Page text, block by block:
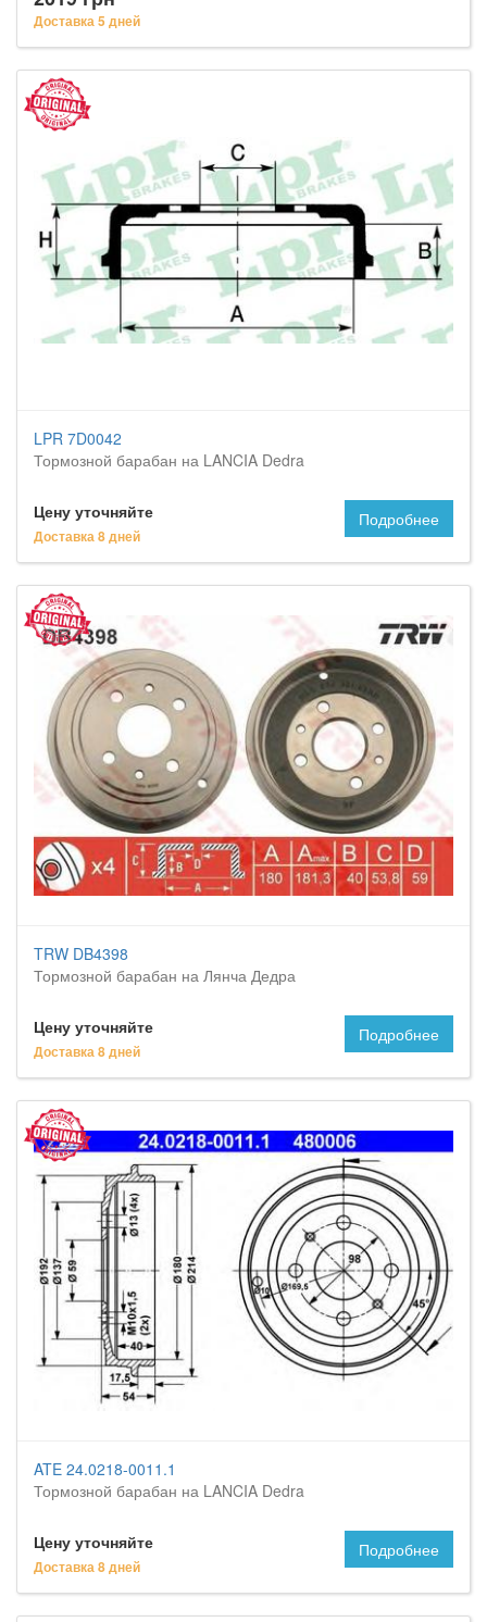
Доставка 5 дней
LPR 7D0042
Тормозной барабан на LANCIA Dedra
Цену уточняйте
Доставка 8 дней
Подробнее
TRW DB4398
Тормозной барабан на Лянча Дедра
Цену уточняйте
Доставка 8 дней
Подробнее
ATE 24.0218-0011.1
Тормозной барабан на LANCIA Dedra
Цену уточняйте
Доставка 8 дней
Подробнее